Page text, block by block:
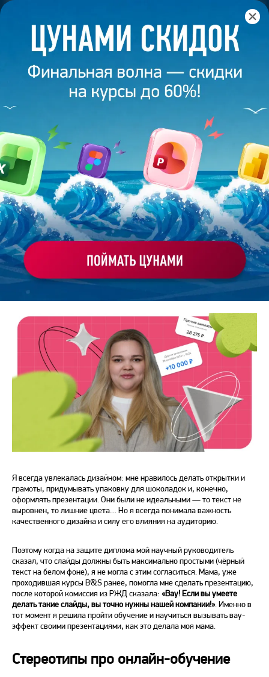
Вероника Некрасова. Хочу творить и
делать мир красивым!
25 декабря 2024 минут
ВЕРОНИКА НЕКРАСОВА. ХОЧУ ТВОРИТЬ
И ДЕЛАТЬ МИР КРАСИВЫМ!
Поделиться
Bonnie&Slide
Я всегда увлекалась дизайном: мне нравилось делать открытки и
грамоты, придумывать упаковку для шоколадок и, конечно,
оформлять презентации. Они были не идеальными — то текст не
выровнен, то лишние цвета… Но я всегда понимала важность
качественного дизайна и силу его влияния на аудиторию.
Поэтому когда на защите диплома мой научный руководитель
сказал, что слайды должны быть максимально простыми (чёрный
текст на белом фоне), я не могла с этим согласиться. Мама, уже
проходившая курсы B&S ранее, помогла мне сделать презентацию,
после которой комиссия из РЖД сказала: «Вау! Если вы умеете
делать такие слайды, вы точно нужны нашей компании!». Именно в
тот момент я решила пройти обучение и научиться вызывать вау-
эффект своими презентациями, как это делала моя мама.
Стереотипы про онлайн-обучение